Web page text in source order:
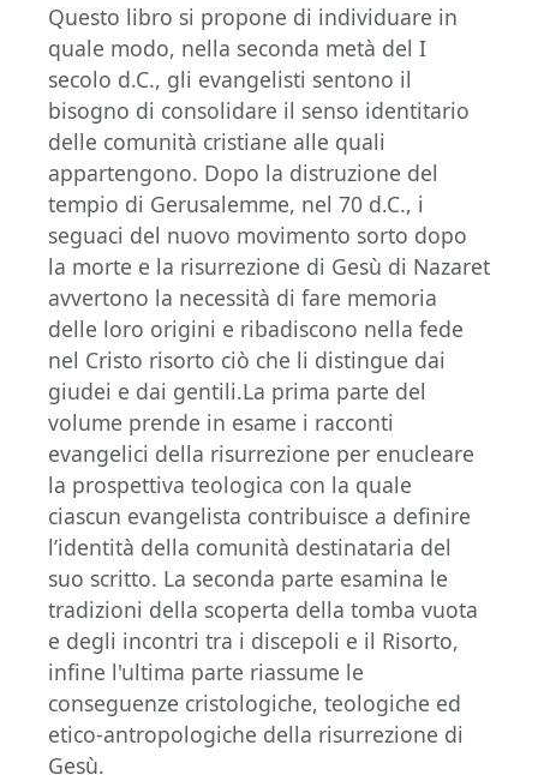
Questo libro si propone di individuare in
quale modo, nella seconda metà del I
secolo d.C., gli evangelisti sentono il
bisogno di consolidare il senso identitario
delle comunità cristiane alle quali
appartengono. Dopo la distruzione del
tempio di Gerusalemme, nel 70 d.C., i
seguaci del nuovo movimento sorto dopo
la morte e la risurrezione di Gesù di Nazaret
avvertono la necessità di fare memoria
delle loro origini e ribadiscono nella fede
nel Cristo risorto ciò che li distingue dai
giudei e dai gentili.La prima parte del
volume prende in esame i racconti
evangelici della risurrezione per enucleare
la prospettiva teologica con la quale
ciascun evangelista contribuisce a definire
l’identità della comunità destinataria del
suo scritto. La seconda parte esamina le
tradizioni della scoperta della tomba vuota
e degli incontri tra i discepoli e il Risorto,
infine l'ultima parte riassume le
conseguenze cristologiche, teologiche ed
etico-antropologiche della risurrezione di
Gesù.